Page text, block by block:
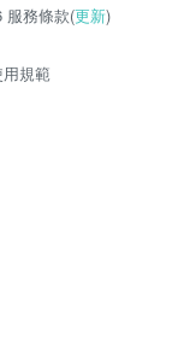
服務條款(更新)
規範